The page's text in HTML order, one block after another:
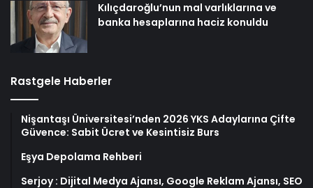
Kılıçdaroğlu’nun mal varlıklarına ve
banka hesaplarına haciz konuldu
Rastgele Haberler
Nişantaşı Üniversitesi’nden 2026 YKS Adaylarına Çifte
Güvence: Sabit Ücret ve Kesintisiz Burs
Eşya Depolama Rehberi
Serjoy : Dijital Medya Ajansı, Google Reklam Ajansı, SEO